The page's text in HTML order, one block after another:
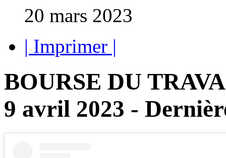
20 mars 2023
| Imprimer |
BOURSE DU
9 avril 2023 -